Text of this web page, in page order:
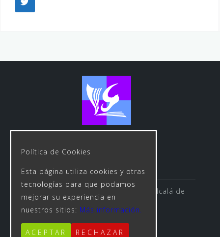
Avenida de las Rosas s/n 41500 Alcalá de
Política de Cookies
Esta página utiliza cookies y otras
tecnologías para que podamos
mejorar su experiencia en
nuestros sitios: Más información.
ACEPTAR RECHAZAR